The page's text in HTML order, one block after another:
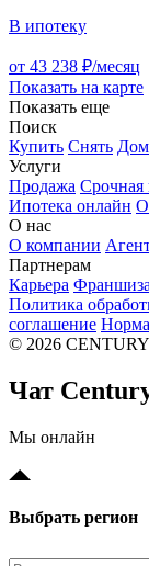
В ипотеку
от 43 238 ₽/месяц
Показать на карте
Показать еще
Поиск
Купить Снять
Услуги
Продажа Срочная
Ипотека онлайн
О нас
О компании
Партнерам
Карьера Франшиза
Политика
соглашение
© 2026
Чат
Мы онлайн
Выбрать регион